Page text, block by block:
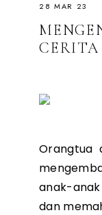
28 MAR 23
CERITA
Orangtua
anak-
dan